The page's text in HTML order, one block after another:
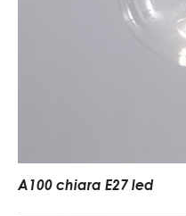
A100 chiara E27 led